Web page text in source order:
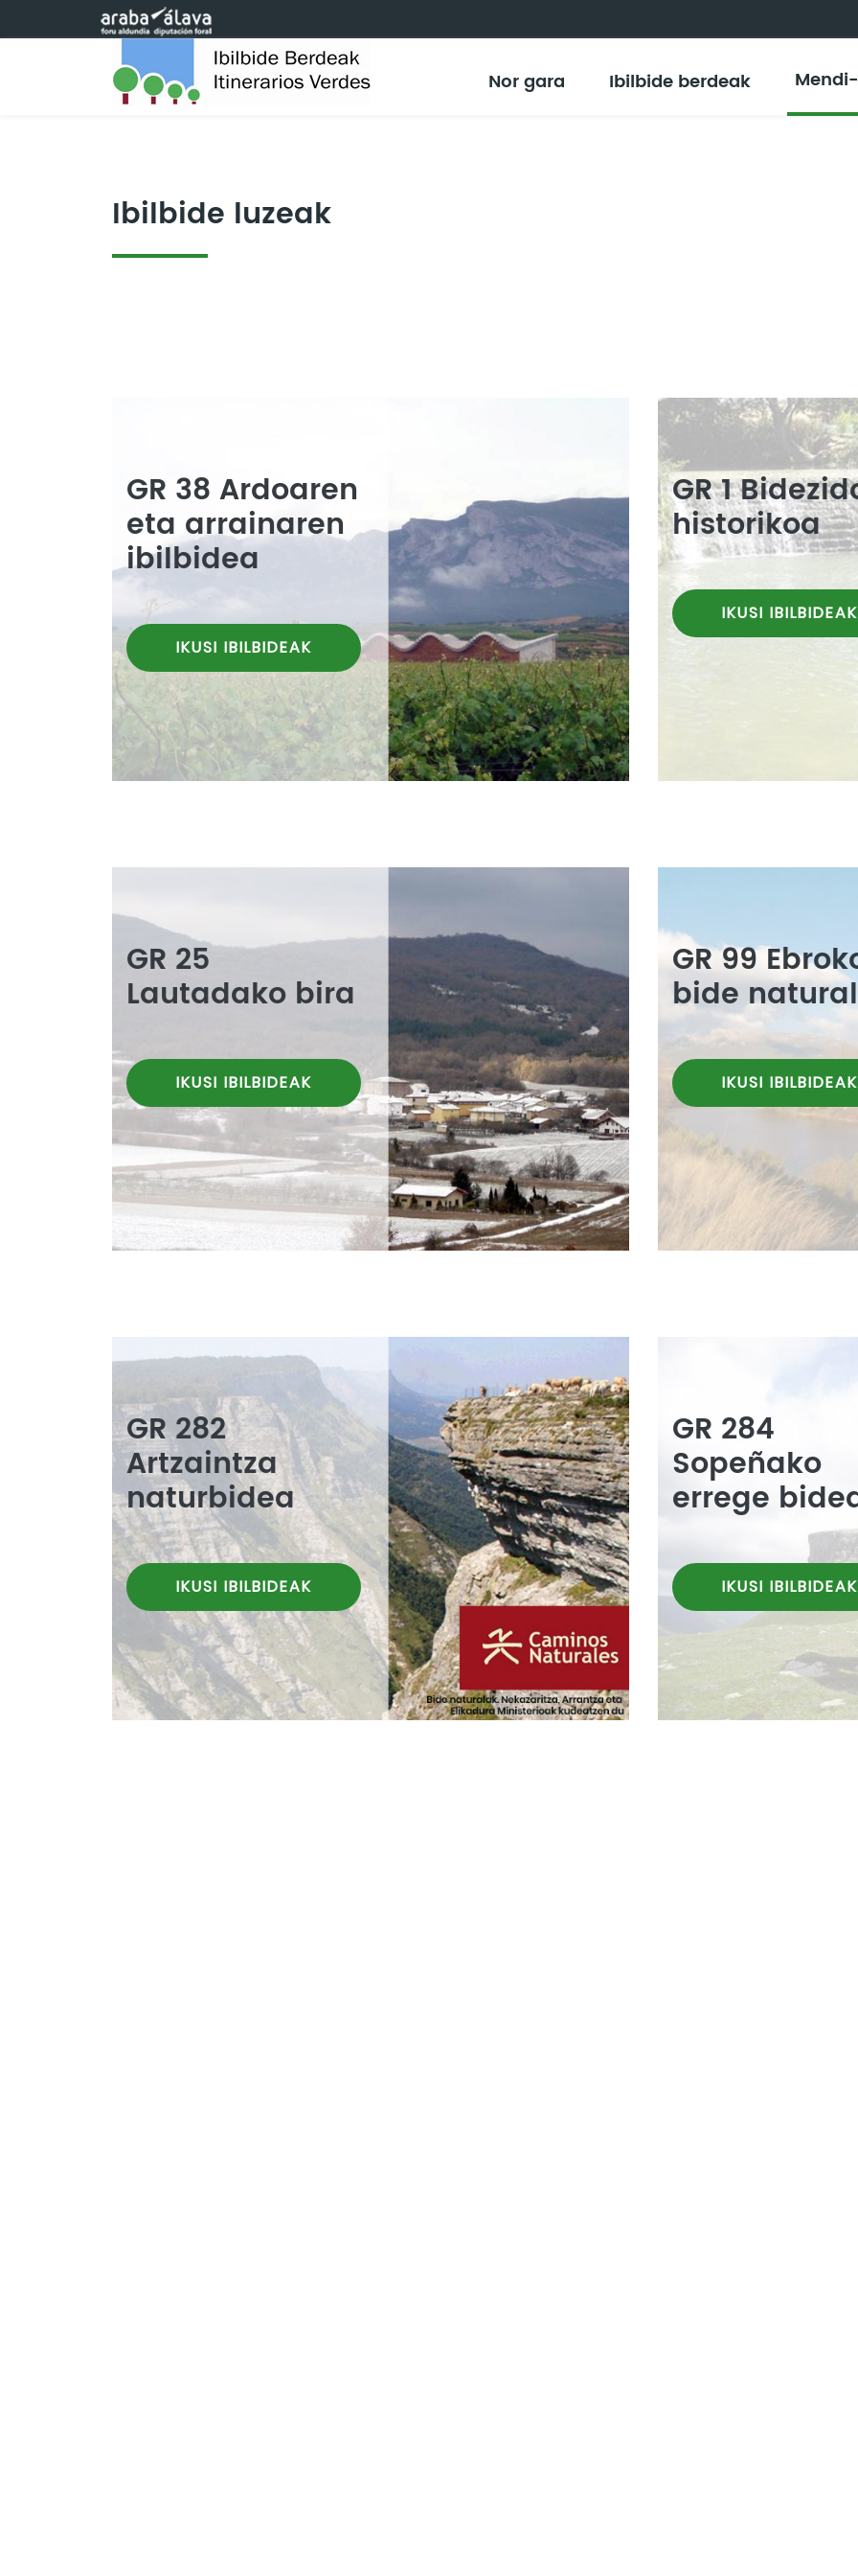
Eduki nagusira joan
Nor gara Ibilbide berdeak
Ibilbide luzeak
GR 38 Ardoaren
eta arrainaren
ibilbidea
IKUSI IBILBIDEAK
GR 25
Lautadako bira
IKUSI IBILBIDEAK
GR 282
Artzaintza
naturbidea
IKUSI IBILBIDEAK
GR 1
historikoa
IKUSI IBILBIDEAK
GR 99
bide
IKUSI IBILBIDEAK
GR 284
Sopeñako
errege
IKUSI IBILBIDEAK